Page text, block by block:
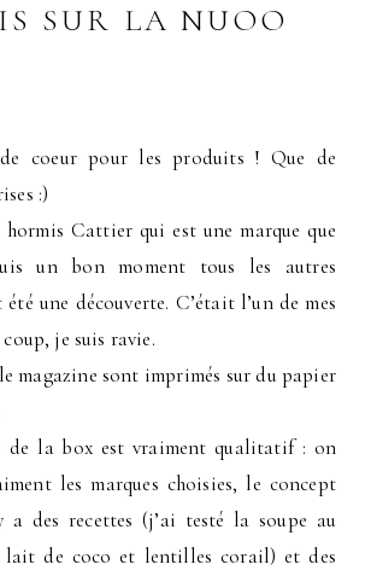
SUR LA NUOO
coeur pour les produits ! Que de
:)
hormis Cattier qui est une marque que
un bon moment tous les autres
une découverte. C’était l’un de mes
je suis ravie.
magazine sont imprimés sur du papier
de la box est vraiment qualitatif : on
les marques choisies, le concept
a des recettes (j’ai testé la soupe au
de coco et lentilles corail) et des